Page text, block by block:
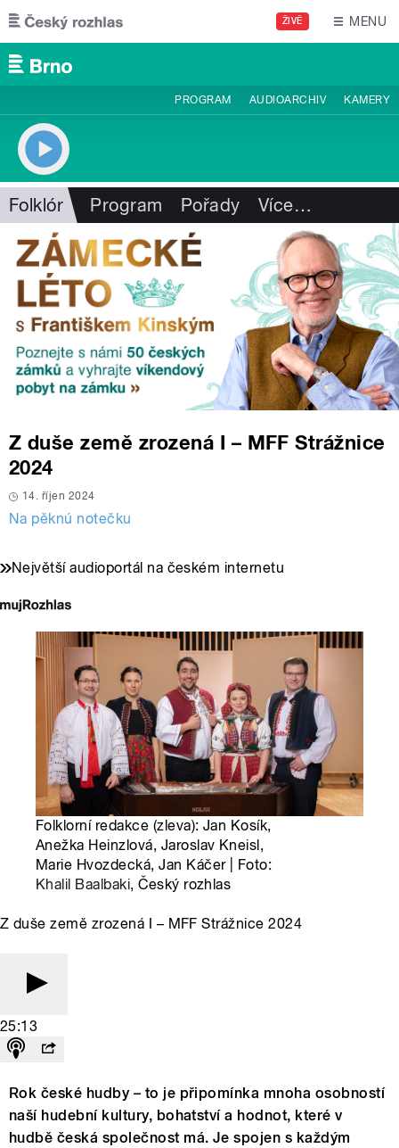
Přejít k hlavnímu obsahu
ŽIVĚ MENU
PROGRAM AUDIOARCHIV KAMERY
Folklór Program Pořady Více…
Z duše země zrozená I – MFF Strážnice
2024
14. říjen 2024
Na pěknú notečku
Největší audioportál na českém internetu
Folklorní redakce (zleva): Jan Kosík,
Anežka Heinzlová, Jaroslav Kneisl,
Marie Hvozdecká, Jan Káčer | Foto:
Khalil Baalbaki, Český rozhlas
Z duše země zrozená I – MFF Strážnice 2024
25:13
Rok české hudby – to je připomínka mnoha osobností
naší hudební kultury, bohatství a hodnot, které v
hudbě česká společnost má. Je spojen s každým